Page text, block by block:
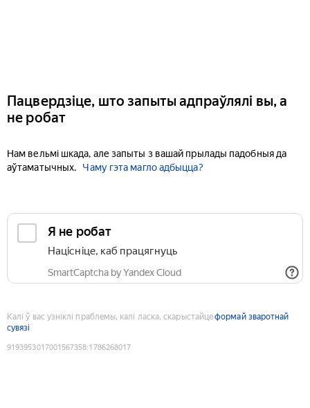
Пацвердзіце, што запыты адпраўлялі вы, а
не робат
Нам вельмі шкада, але запыты з вашай прылады падобныя да
аўтаматычных.
Чаму гэта магло адбыцца?
Я не робат
Націсніце, каб працягнуць
SmartCaptcha by Yandex Cloud
Калі ў вас узніклі праблемы, калі ласка, скарыстайцеформай зваротнай
сувязі
9193953017001567358:1786268017